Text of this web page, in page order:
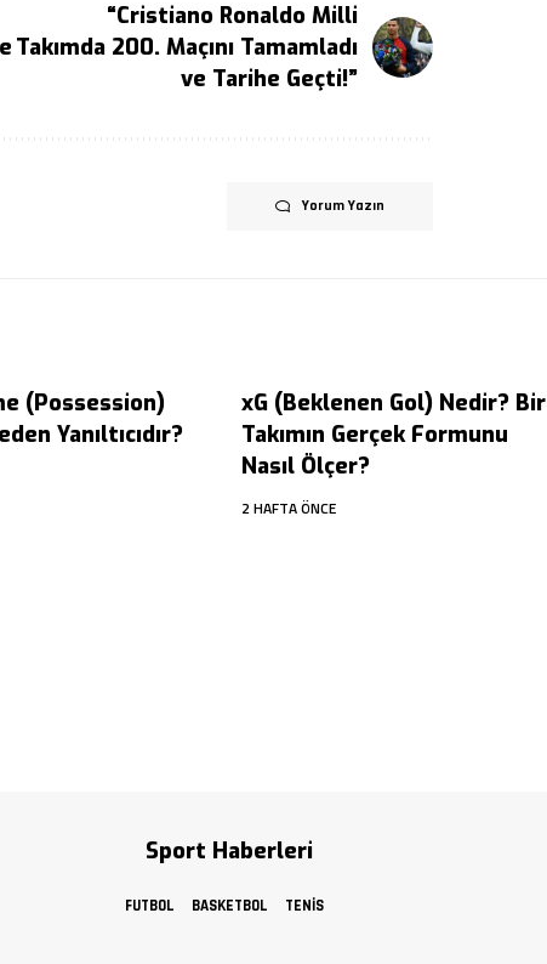
“Cristiano Ronaldo Milli
Takımda 200. Maçını Tamamladı
ve Tarihe Geçti!”
Yorum Yazın
(Possession)
Yanıltıcıdır?
xG (Beklenen Gol) Nedir? Bir
Takımın Gerçek Formunu
Nasıl Ölçer?
2 HAFTA ÖNCE
Sport Haberleri
FUTBOL BASKETBOL TENIS